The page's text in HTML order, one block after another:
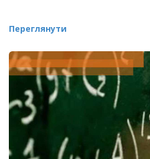
Переглянути